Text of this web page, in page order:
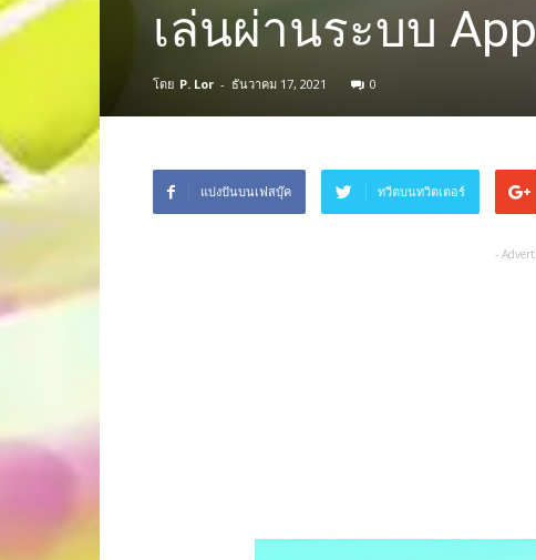
เล่นผ่านระบบ
โดย P. Lor - ธันวาคม 17, 2021 0
แบ่งปันบนเฟสบุ๊ค ทวีตบนทวิตเตอร์
-